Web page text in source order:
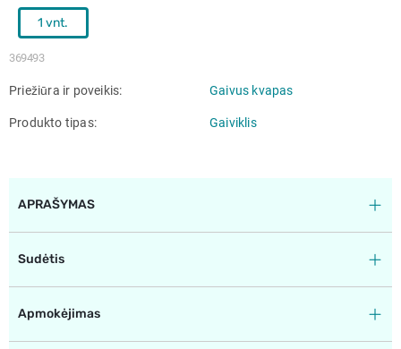
369493
1 vnt.
Priežiūra ir poveikis Gaivus kvapas
Produkto tipas Gaiviklis
APRAŠYMAS
Sudėtis
Apmokėjimas